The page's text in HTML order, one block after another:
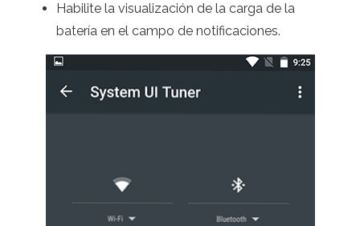
Habilite la visualización de la carga de la
batería en el campo de notificaciones.